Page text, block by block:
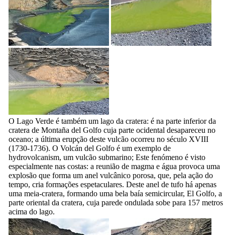
O Lago Verde é também um lago da cratera: é na parte inferior da
cratera de Montaña del Golfo cuja parte ocidental desapareceu no
oceano; a última erupção deste vulcão ocorreu no século XVIII
(1730-1736). O Volcán del Golfo é um exemplo de
hydrovolcanism, um vulcão submarino; Este fenómeno é visto
especialmente nas costas: a reunião de magma e água provoca uma
explosão que forma um anel vulcânico porosa, que, pela ação do
tempo, cria formações espetaculares. Deste anel de tufo há apenas
uma meia-cratera, formando uma bela baía semicircular, El Golfo, a
parte oriental da cratera, cuja parede ondulada sobe para 157 metros
acima do lago.